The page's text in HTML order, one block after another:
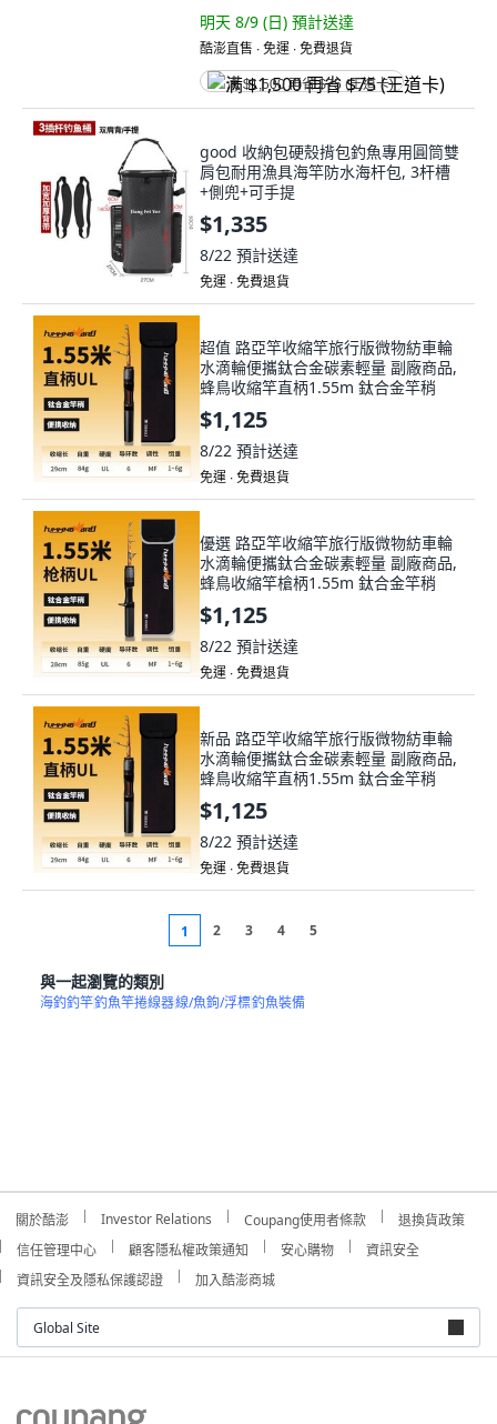
明天 8/9 (日) 預計送達
酷澎直售 ∙ 免運 ∙ 免費退貨
满 $1,500 再省 $75 (王道卡)
good 收納包硬殼揹包釣魚專用圓筒雙
肩包耐用漁具海竿防水海杆包, 3杆槽
+側兜+可手提
$1,335
8/22 預計送達
免運 ∙ 免費退貨
超值 路亞竿收縮竿旅行版微物紡車輪
水滴輪便攜鈦合金碳素輕量 副廠商品,
蜂鳥收縮竿直柄1.55m 鈦合金竿稍
$1,125
8/22 預計送達
免運 ∙ 免費退貨
優選 路亞竿收縮竿旅行版微物紡車輪
水滴輪便攜鈦合金碳素輕量 副廠商品,
蜂鳥收縮竿槍柄1.55m 鈦合金竿稍
$1,125
8/22 預計送達
免運 ∙ 免費退貨
新品 路亞竿收縮竿旅行版微物紡車輪
水滴輪便攜鈦合金碳素輕量 副廠商品,
蜂鳥收縮竿直柄1.55m 鈦合金竿稍
$1,125
8/22 預計送達
免運 ∙ 免費退貨
1 2 3 4 5
與一起瀏覽的類別
海釣釣竿釣魚竿捲線器線/魚鉤/浮標釣魚裝備
關於酷澎 Investor Relations Coupang使用者條款
退換貨政策
信任管理中心
顧客隱私權政策通知 安心購物
資訊安全
資訊安全及隱私保護認證
加入酷澎商城
Global Site